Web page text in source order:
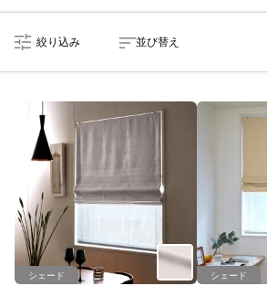
絞り込み 並び替え
シェード シェード